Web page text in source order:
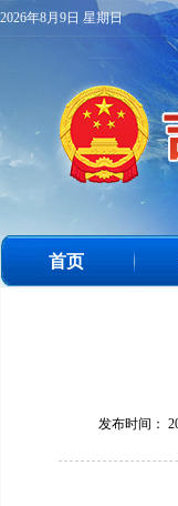
2026年8月9日 星期日
首页
发布时间：